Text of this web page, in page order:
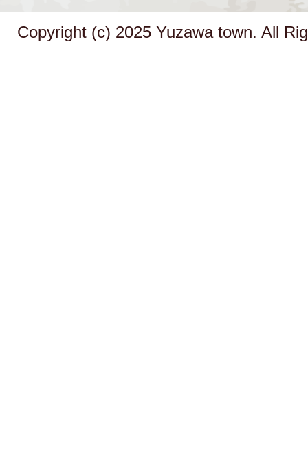
Copyright (c) 2025 Yuzawa town. All